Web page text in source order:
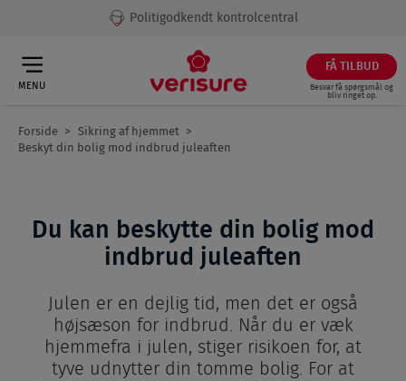
Politigodkendt kontrolcentral
FÅ TILBUD
Besvar få spørgsmål og
bliv ringet op.
MENU
Breadcrumb
Forside
Sikring af hjemmet
Beskyt din bolig mod indbrud juleaften
Du kan beskytte din bolig mod
indbrud juleaften
Julen er en dejlig tid, men det er også
højsæson for indbrud. Når du er væk
hjemmefra i julen, stiger risikoen for, at
tyve udnytter din tomme bolig. For at